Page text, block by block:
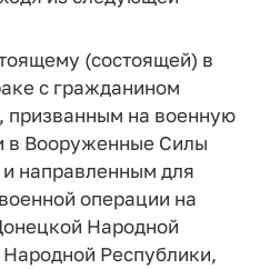
(состоящей) в
с гражданином
призванным на военную
в Вооруженные Силы
направленным для
операции на
Народной
Республики,